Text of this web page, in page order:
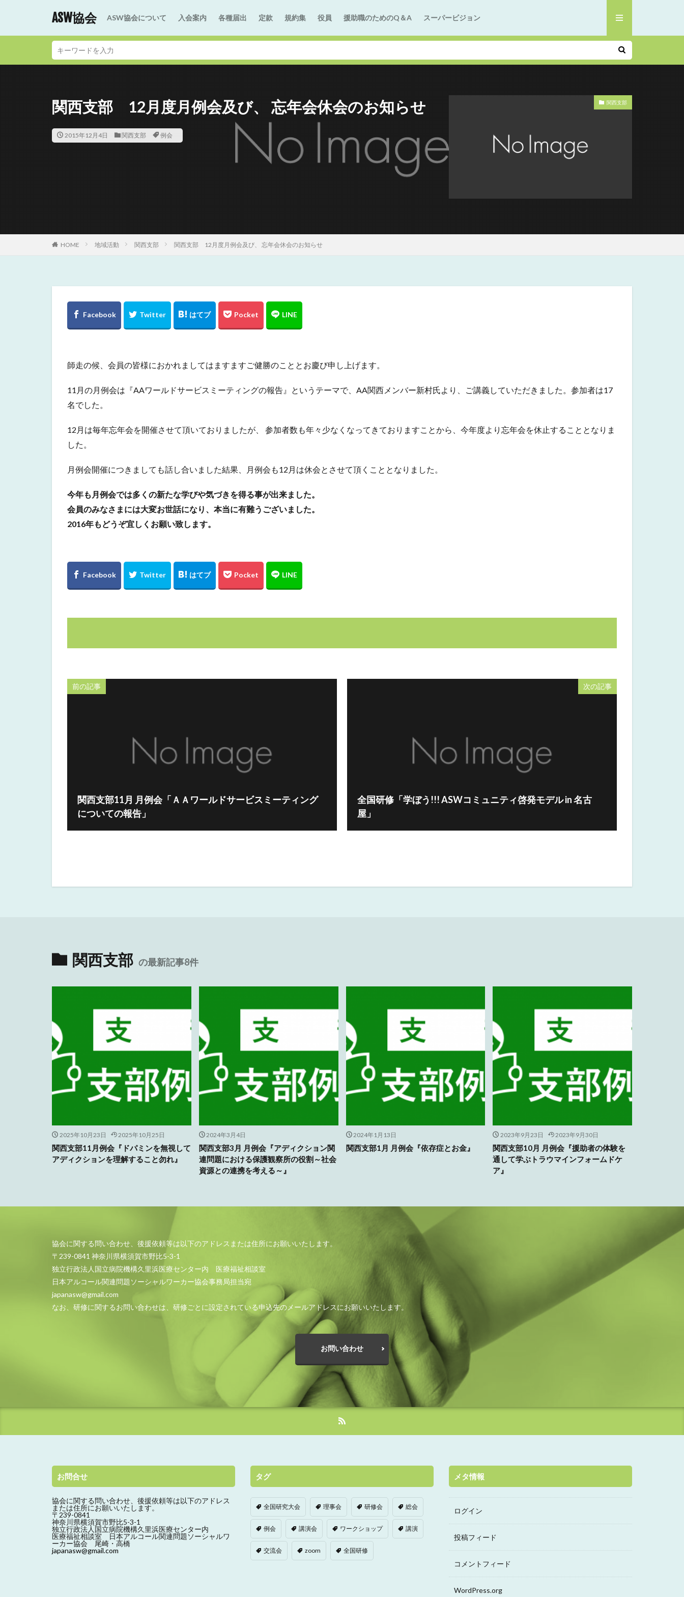
ASW協会 ASW協会について 入会案内 各種届出 定款 規約集 役員 援助職のためのQ＆A スーパービジョン
関西支部 12月度月例会及び、 忘年会休会のお知らせ
2015年12月4日 関西支部 例会
関西支部
HOME 地域活動 関西支部 関西支部 12月度月例会及び、 忘年会休会のお知らせ
師走の候、会員の皆様におかれましてはますますご健勝のこととお慶び申し上げます。
11月の月例会は『AAワールドサービスミーティングの報告』というテーマで、AA関西メンバー新村氏より、ご講義していただきました。参加者は17
名でした。
12月は毎年忘年会を開催させて頂いておりましたが、 参加者数も年々少なくなってきておりますことから、今年度より忘年会を休止することとなりま
した。
月例会開催につきましても話し合いました結果、月例会も12月は休会とさせて頂くこととなりました。
今年も月例会では多くの新たな学びや気づきを得る事が出来ました。
会員のみなさまには大変お世話になり、本当に有難うございました。
2016年もどうぞ宜しくお願い致します。
前の記事
関西支部11月 月例会「ＡＡワールドサービスミーティング
についての報告」
次の記事
全国研修「学ぼう!!! ASWコミュニティ啓発モデル in 名古
屋」
関西支部 の最新記事8件
2025年10月23日 2025年10月25日
関西支部11月例会『ドパミンを無視して
アディクションを理解すること勿れ』
2024年3月4日
関西支部3月 月例会『アディクション関
連問題における保護観察所の役割～社会
資源との連携を考える～』
2024年1月13日
関西支部1月 月例会『依存症とお金』
2023年9月23日 2023年9月30日
関西支部10月 月例会『援助者の体験を
通して学ぶトラウマインフォームドケ
ア』
協会に関する問い合わせ、後援依頼等は以下のアドレスまたは住所にお願いいたします。
〒239-0841 神奈川県横須賀市野比5-3-1
独立行政法人国立病院機構久里浜医療センター内 医療福祉相談室
日本アルコール関連問題ソーシャルワーカー協会事務局担当宛
japanasw@gmail.com
なお、研修に関するお問い合わせは、研修ごとに設定されている申込先のメールアドレスにお願いいたします。
お問い合わせ
お問合せ
協会に関する問い合わせ、 後援依頼等は以下のアドレス
または住所にお願いいたします。
〒239-0841
神奈川県横須賀市野比5-3-1
独立行政法人国立病院機構久里浜医療センター内
医療福祉相談室 日本アルコール関連問題ソーシャルワ
ーカー協会 尾崎・高橋
japanasw@gmail.com
タグ
全国研究大会 理事会 研修会 総会
例会 講演会 ワークショップ 講演
交流会 zoom 全国研修
メタ情報
ログイン
投稿フィード
コメントフィード
WordPress.org